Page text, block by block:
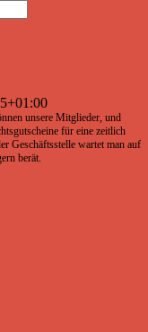
unsere Mitglieder, und
für eine zeitlich
Geschäftsstelle wartet man auf
berät.